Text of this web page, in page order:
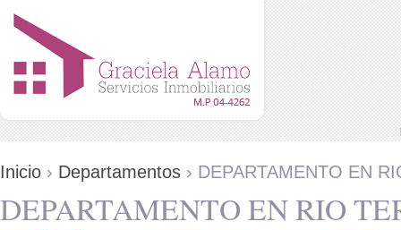
Menú principal
Se encuentra usted aquí
Inicio › Departamentos › DEPARTAMENTO EN
DEPARTAMENTO EN RIO